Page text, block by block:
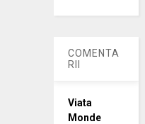
COMENTA
RII
Viata
Monde